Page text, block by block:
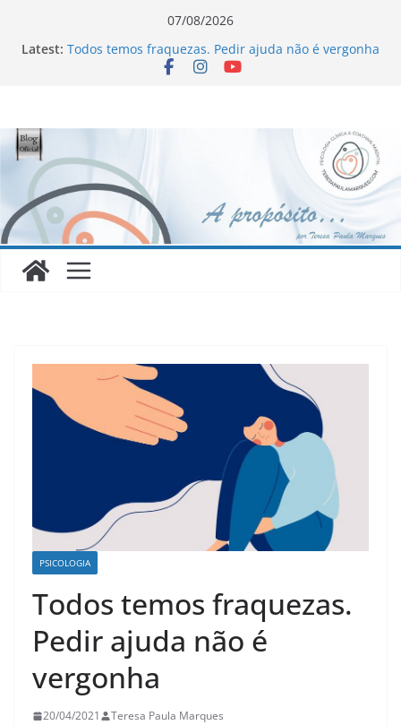
07/08/2026
Latest: Todos temos fraquezas. Pedir ajuda não é vergonha
PSICOLOGIA
Todos temos fraquezas.
Pedir ajuda não é
vergonha
20/04/2021 Teresa Paula Marques